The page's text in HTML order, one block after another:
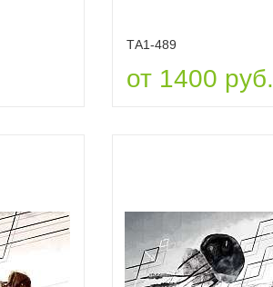
ТА1-489
от 1400 руб.